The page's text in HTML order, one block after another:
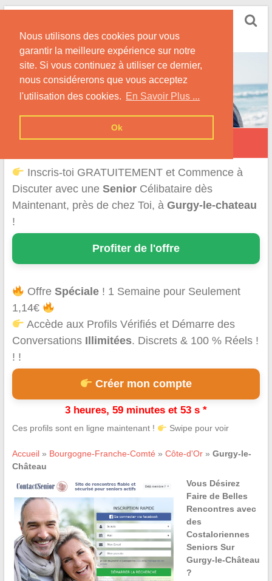
Nous utilisons des cookies pour vous
garantir la meilleure expérience sur notre
site. Si vous continuez à utiliser ce dernier,
nous considérerons que vous acceptez
l'utilisation des cookies. En Savoir Plus ...
Ok
Skip
content
Conseils & Infos pour la Rencontre d'une Senior
Gurgy-le-Château
Inscris-toi GRATUITEMENT et Commence à
Discuter avec une SeniorCélibataire dès
Maintenant, près de chez Toi, à Gurgy-le-chateau
!
Profiter de l'offre
OffreSpéciale ! 1 Semaine pour Seulement
1,14€
Accède aux Profils Vérifiés et Démarre des
Conversations Illimitées. Discrets & 100 % Réels !
! !
Créer mon compte
3 heures, 59 minutes et 53 s *
Ces profils sont en ligne maintenant ! Swipe pour voir
Accueil» Bourgogne-Franche-Comté » Côte-d'Or» Gurgy-le-
Château
Vous Désirez
Faire de Belles
Rencontres avec
des
Costaloriennes
Seniors Sur
Gurgy-le-Château
?